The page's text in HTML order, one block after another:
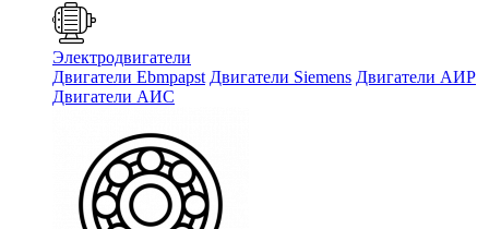
Электродвигатели
Двигатели Ebmpapst Двигатели Siemens Двигатели АИР
Двигатели АИС